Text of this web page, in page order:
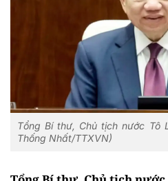
Tổng Bí thư, Chủ tịch nước Tô
Thống Nhất/TTXVN)